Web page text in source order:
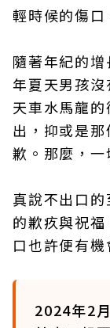
輕時候的傷口
隨著年紀的
年夏天男孩
天車水馬龍
出，抑或是
歉。那麼，一
真說不出口
的歉疚與祝
口也許便有機
2024年2